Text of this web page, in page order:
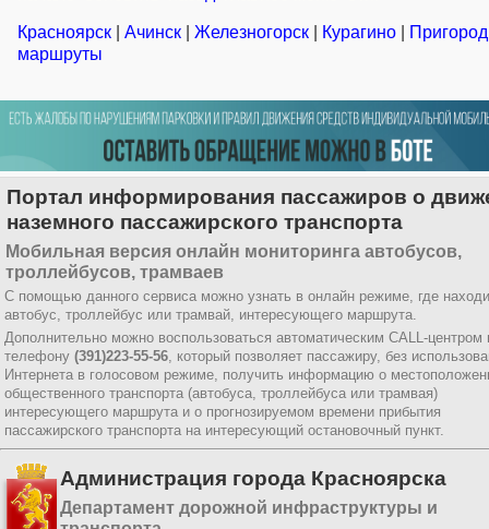
Красноярск Ачинск Железногорск Курагино
маршруты
Портал информирования пассажиров о
наземного пассажирского транспорта
Мобильная версия онлайн мониторинга автобусов,
троллейбусов, трамваев
С помощью данного сервиса можно узнать в онлайн режиме, где
автобус, троллейбус или трамвай, интересующего маршрута.
Дополнительно можно воспользоваться автоматическим CALL-центром
телефону (391)223-55-56, который позволяет пассажиру, без
Интернета в голосовом режиме, получить информацию о
общественного транспорта (автобуса, троллейбуса или трамвая)
интересующего маршрута и о прогнозируемом времени прибытия
пассажирского транспорта на интересующий остановочный пункт.
Администрация города Красноярска
Департамент дорожной инфраструктуры и